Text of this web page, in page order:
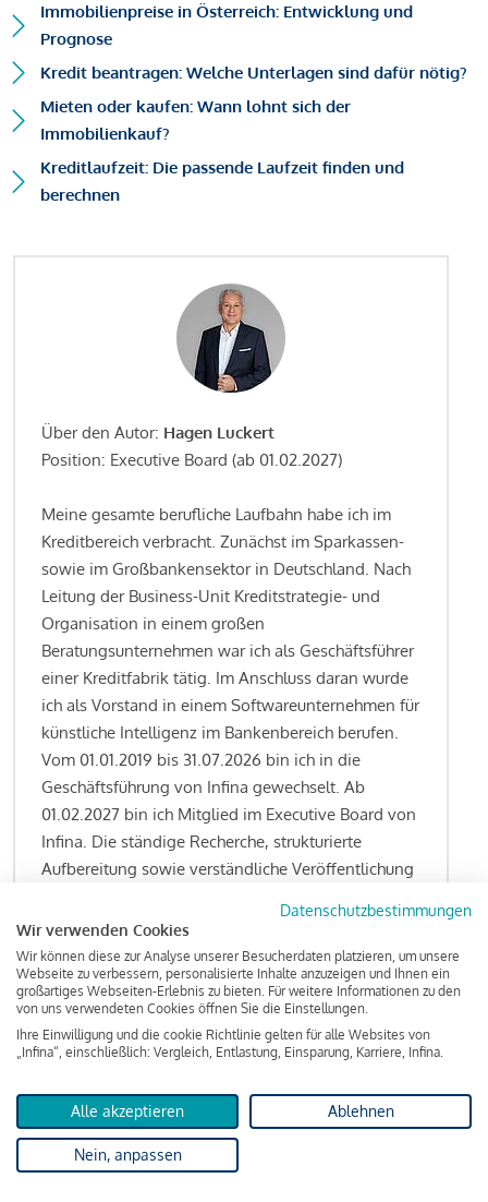
Immobilienpreise in Österreich: Entwicklung und
Prognose
Kredit beantragen: Welche Unterlagen sind dafür nötig?
Mieten oder kaufen: Wann lohnt sich der
Immobilienkauf?
Kreditlaufzeit: Die passende Laufzeit finden und
berechnen
Über den Autor: Hagen Luckert
Position: Executive Board (ab 01.02.2027)
Meine gesamte berufliche Laufbahn habe ich im
Kreditbereich verbracht. Zunächst im Sparkassen-
sowie im Großbankensektor in Deutschland. Nach
Leitung der Business-Unit Kreditstrategie- und
Organisation in einem großen
Beratungsunternehmen war ich als Geschäftsführer
einer Kreditfabrik tätig. Im Anschluss daran wurde
ich als Vorstand in einem Softwareunternehmen für
künstliche Intelligenz im Bankenbereich berufen.
Vom 01.01.2019 bis 31.07.2026 bin ich in die
Geschäftsführung von Infina gewechselt. Ab
01.02.2027 bin ich Mitglied im Executive Board von
Infina. Die ständige Recherche, strukturierte
Aufbereitung sowie verständliche Veröffentlichung
Kreditgeschäft gehören zu den wesentlichen
Schwerpunktsetzungen meiner Funktion.
Lesen Sie meine Finanzierungs-Tipps
KreditindexDas Wohnkredit Barometer
Datenschutzbestimmungen
Wir verwenden Cookies
Wir können diese zur Analyse unserer Besucherdaten platzieren, um unsere
Webseite zu verbessern, personalisierte Inhalte anzuzeigen und Ihnen ein
großartiges Webseiten-Erlebnis zu bieten. Für weitere Informationen zu den
von uns verwendeten Cookies öffnen Sie die Einstellungen.
Ihre Einwilligung und die cookie Richtlinie gelten für alle Websites von
„Infina“, einschließlich: Vergleich, Entlastung, Einsparung, Karriere, Infina.
Alle akzeptieren Ablehnen
Nein, anpassen